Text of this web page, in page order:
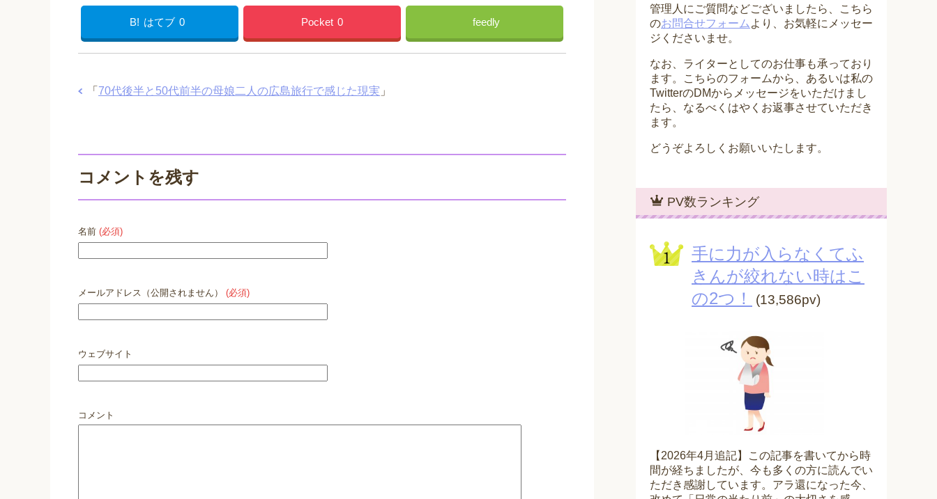
B! はてブ 0 Pocket 0 feedly
「 70代後半と50代前半の母娘二人の広島旅行で感じた現実 」
コメントを残す
名前 (必須)
メールアドレス（公開されません） (必須)
ウェブサイト
コメント
管理人にご質問などございましたら、こちら
のお問合せフォーム より、お気軽にメッセー
ジくださいませ。
なお、ライターとしてのお仕事も承っており
ます。こちらのフォームから、あるいは私の
TwitterのDMからメッセージをいただけまし
たら、なるべくはやくお返事させていただき
ます。
どうぞよろしくお願いいたします。
PV数ランキング
手に力が入らなくてふ
きんが絞れない時はこ
の2つ！
(13,586pv)
【2026年4月追記】この記事を書いてから時
間が経ちましたが、今も多くの方に読んでい
ただき感謝しています。アラ還になった今、